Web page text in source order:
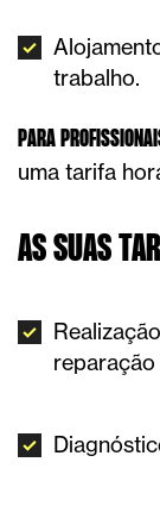
trabalho.
PARA
uma tarifa
AS SUAS
reparação